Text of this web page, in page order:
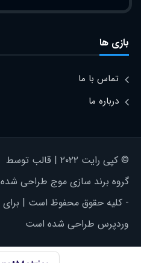
بازی ها
تماس با ما
درباره ما
© کپی رایت ۲۰۲۲ | قالب توسط
گروه برند سازی موج طراحی شده
- کلیه حقوق محفوظ است | برای
وردپرس طراحی شده است